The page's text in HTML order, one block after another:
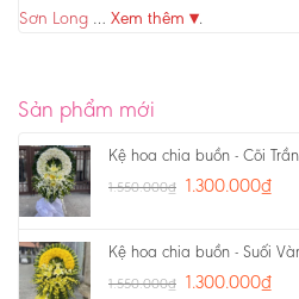
Sơn Long … Xem thêm ▾.
Sản phẩm mới
Kệ hoa chia buồn - Cõi
1.550.000₫ 1.300.000₫
Kệ hoa chia buồn - Suối
1.550.000₫ 1.300.000₫